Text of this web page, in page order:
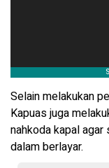
Selain melakukan
Kapuas juga
nahkoda kapal
dalam berlayar.